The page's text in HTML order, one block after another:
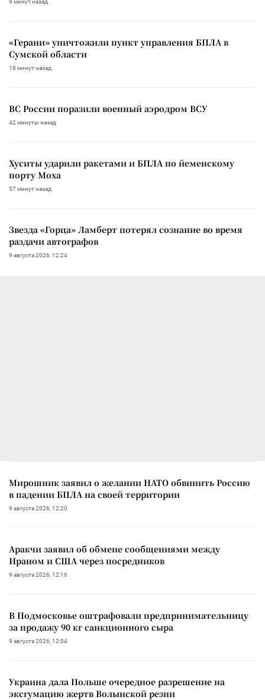
«Герани» уничтожили пункт управления БПЛА в
Сумской области
18 минут назад
ВС России поразили военный аэродром ВСУ
42 минуты назад
Хуситы ударили ракетами и БПЛА по йеменскому
порту Моха
57 минут назад
Звезда «Горца» Ламберт потерял сознание во время
раздачи автографов
9 августа 2026, 12:24
Мирошник заявил о желании НАТО обвинить Россию
в падении БПЛА на своей территории
9 августа 2026, 12:20
Аракчи заявил об обмене сообщениями между
Ираном и США через посредников
9 августа 2026, 12:16
В Подмосковье оштрафовали предпринимательницу
за продажу 90 кг санкционного сыра
9 августа 2026, 12:04
Украина дала Польше очередное разрешение на
эксгумацию жертв Волынской резни